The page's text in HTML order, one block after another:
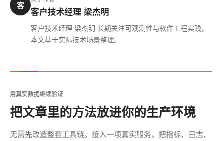
客
客户技术经理 梁杰明
客户技术经理 梁杰明 长期关注可观测性与软件工程实践，
本文基于实际技术场景整理。
用真实数据继续验证
把文章里的方法放进你的生产环境
无需先改造整套工具链。接入一项真实服务，把指标、日志、